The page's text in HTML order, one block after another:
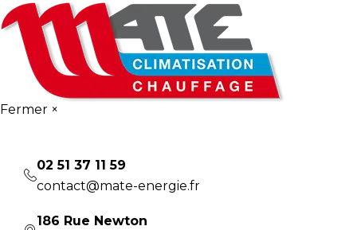
Fermer ×
02 51 37 11 59
contact@mate-energie.fr
186 Rue Newton